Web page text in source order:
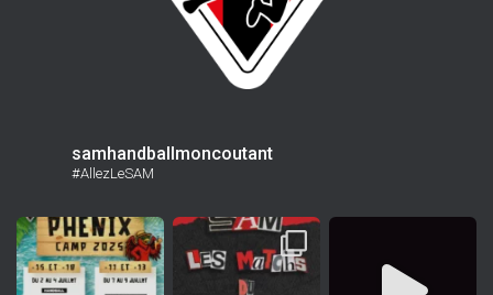
samhandballmoncoutant
#AllezLeSAM